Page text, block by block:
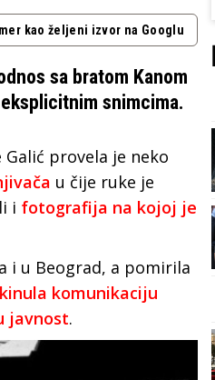
kao željeni izvor na Googlu
sa bratom Kanom
snimcima.
provela je neko
u čije ruke je
i fotografija na kojoj je
i u Beograd, a pomirila
komunikaciju
javnost.